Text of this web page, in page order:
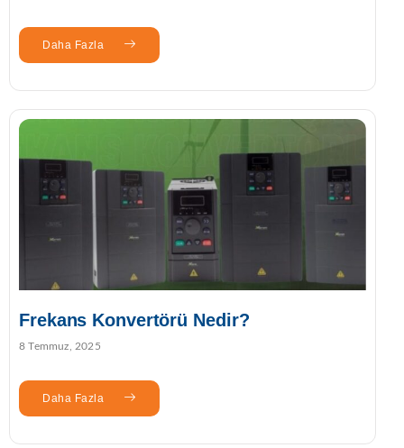
Daha Fazla
Frekans Konvertörü Nedir?
8 Temmuz, 2025
Daha Fazla